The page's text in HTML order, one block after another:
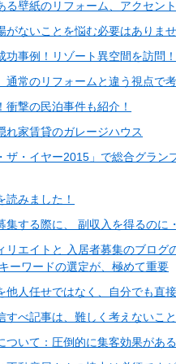
る壁紙のリフォーム、アクセン
がないことを悩む必要はありま
功事例！リゾート異空間を訪問
通常のリフォームと違う視点で
衝撃の民泊事件も紹介！
れ家賃貸のガレージハウス
ザ・イヤー2015」で総合グラ
読みました！
集する際に、 副収入を得るのに
リエイトと 入居者募集のブログ
ーワードの選定が、極めて重要
他人任せではなく、自分でも直
すべ記事は、難しく考えないこ
ついて：圧倒的に集客効果があ